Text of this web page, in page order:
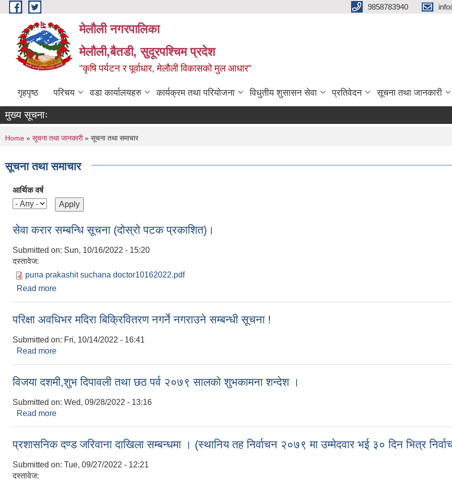
Skip to main content 9858783940
मेलौली नगरपालिका
मेलौली,बैतडी, सुदूरपश्‍चिम प्रदेश
"कृषि पर्यटन र पूर्वाधार, मेलौली विकासको मुल आधार"
गृहपृष्ठ परिचय वडा कार्यालयहरु कार्यक्रम तथा परियोजना विधुतीय शुसासन सेवा प्रतिवेदन सूचना तथा जानकारी
मुख्य सूचनाः
You are here
Home » सूचना तथा जानकारी» सूचना तथा समाचार
सूचना तथा समाचार
आर्थिक वर्ष
सेवा करार सम्बन्धि सूचना (दोस्रो पटक प्रकाशित)।
Submitted on: Sun, 10/16/2022 - 15:20
दस्तावेज:
puna prakashit suchana doctor10162022.pdf
Read more
परिक्षा अवधिभर मदिरा बिक्रिवितरण नगर्ने नगराउने सम्बन्धी सूचना !
Submitted on: Fri, 10/14/2022 - 16:41
Read more
विजया दशमी,शुभ दिपावली तथा छठ पर्व २०७९ सालको शुभकामना शन्देश ।
Submitted on: Wed, 09/28/2022 - 13:16
Read more
प्रशासनिक दण्ड जरिवाना दाखिला सम्बन्धमा । (स्थानिय तह निर्वाचन २०७९ मा उम्मेदवार भई ३० दिन भित्र
Submitted on: Tue, 09/27/2022 - 12:21
दस्तावेज: